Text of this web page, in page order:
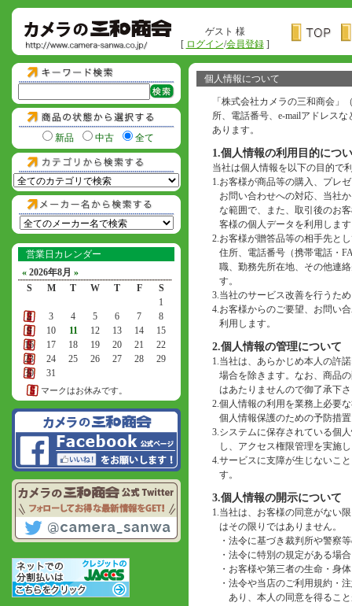
ゲスト 様
[ ログイン/会員登録]
新品 中古 全て
営業日カレンダー
« 2026年8月 »
S
M T W T F
S
1
2
3 4 5 6 7
8
9
10 11 12 13 14
15
16
17 18 19 20 21
22
23
24 25 26 27 28
29
30
31
マークはお休みです。
個人情報について
「株式会社カメラの三和商会
所、電話番号、e-mailアドレス
あります。
1.個人情報の利用目的につ
当社は個人情報を以下の目的で
1.お客様が商品等の購入、プレ
お問い合わせへの対応、当社
な範囲で、また、取引後のお
客様の個人データを利用しま
2.お客様が贈答品等の相手先と
住所、電話番号（携帯電話・
職、勤務先所在地、その他連
す。
3.当社のサービス改善を行うた
4.お客様からのご要望、お問い
利用します。
2.個人情報の管理について
1.当社は、あらかじめ本人の許
場合を除きます。なお、商品
はあたりませんので御了承下
2.個人情報の利用を業務上必要
個人情報保護のための予防措
3.システムに保存されている個
し、アクセス権限管理を実施
4.サービスに支障が生じないこ
す。
3.個人情報の開示について
1.当社は、お客様の同意がない
はその限りではありません。
・ 法令に基づき裁判所や警察
・ 法令に特別の規定がある場合
・ お客様や第三者の生命・身
・ 法令や当店のご利用規約・
あり、本人の同意を得るこ